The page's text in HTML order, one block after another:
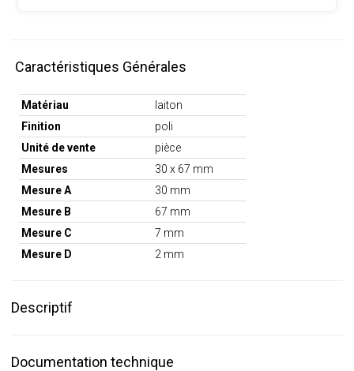
Caractéristiques Générales
Matériau
laiton
Finition
poli
Unité de vente
pièce
Mesures
30 x 67 mm
Mesure A
30 mm
Mesure B
67 mm
Mesure C
7 mm
Mesure D
2 mm
Descriptif
Documentation technique